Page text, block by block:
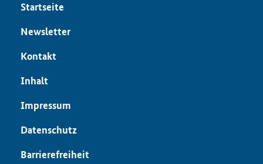
Start­sei­te
News­let­ter
Kon­takt
In­halt
Im­pres­sum
Da­ten­schutz
Bar­rie­re­frei­heit